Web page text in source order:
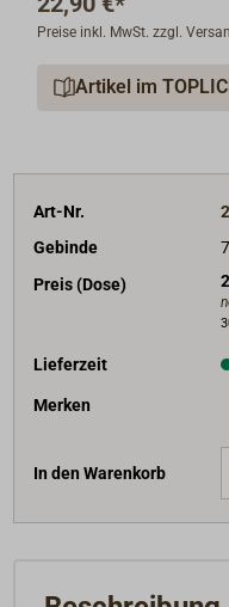
Preise inkl. MwSt. zzgl.
Artikel im
Art-Nr.
Gebinde
Preis (Dose)
Lieferzeit
Merken
In den Warenkorb